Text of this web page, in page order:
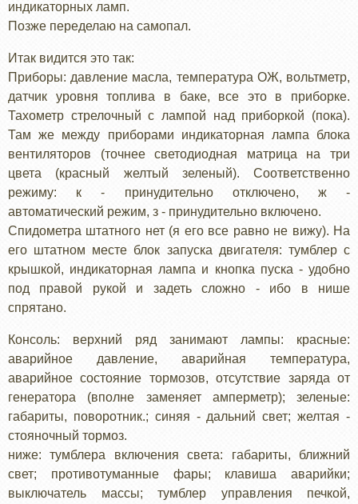
индикаторных ламп.
Позже переделаю на самопал.
Итак видится это так:
Приборы: давление масла, температура ОЖ, вольтметр,
датчик уровня топлива в баке, все это в приборке.
Тахометр стрелочный с лампой над приборкой (пока).
Там же между приборами индикаторная лампа блока
вентиляторов (точнее светодиодная матрица на три
цвета (красный желтый зеленый). Соответственно
режиму: к - принудительно отключено, ж -
автоматический режим, з - принудительно включено.
Спидометра штатного нет (я его все равно не вижу). На
его штатном месте блок запуска двигателя: тумблер с
крышкой, индикаторная лампа и кнопка пуска - удобно
под правой рукой и задеть сложно - ибо в нише
спрятано.
Консоль: верхний ряд занимают лампы: красные:
аварийное давление, аварийная температура,
аварийное состояние тормозов, отсутствие заряда от
генератора (вполне заменяет амперметр); зеленые:
габариты, поворотник.; синяя - дальний свет; желтая -
стояночный тормоз.
ниже: тумблера включения света: габариты, ближний
свет; противотуманные фары; клавиша аварийки;
выключатель массы; тумблер управления печкой,